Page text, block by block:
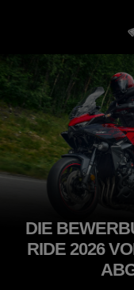
DIE
RIDE 2026